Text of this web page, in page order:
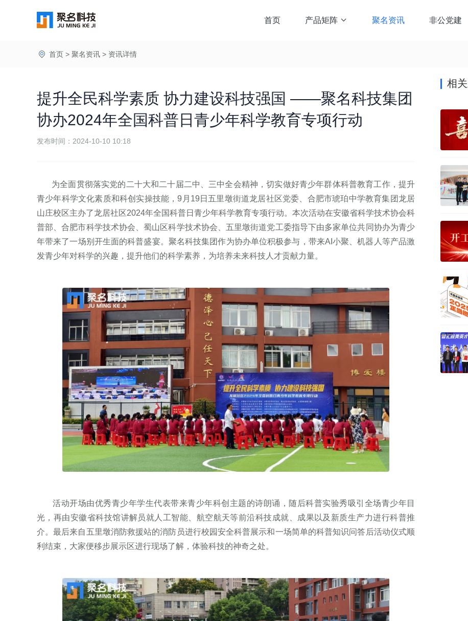
首页 产品矩阵  聚名资讯 非公党建
首页 > 聚名资讯 > 资讯详情
提升全民科学素质 协力建设科技强国 ——聚名科技集团
协办2024年全国科普日青少年科学教育专项行动
发布时间：2024-10-10 10:18
为全面贯彻落实党的二十大和二十届二中、三中全会精神，切实做好青少年群体科普教育工作，提升
青少年科学文化素质和科创实操技能，9月19日五里墩街道龙居社区党委、合肥市琥珀中学教育集团龙居
山庄校区主办了龙居社区2024年全国科普日青少年科学教育专项行动。本次活动在安徽省科学技术协会科
普部、合肥市科学技术协会、蜀山区科学技术协会、五里墩街道党工委指导下由多家单位共同协办为青少
年带来了一场别开生面的科普盛宴。聚名科技集团作为协办单位积极参与，带来AI小聚、机器人等产品激
发青少年对科学的兴趣，提升他们的科学素养，为培养未来科技人才贡献力量。
活动开场由优秀青少年学生代表带来青少年科创主题的诗朗诵，随后科普实验秀吸引全场青少年目
光，再由安徽省科技馆讲解员就人工智能、航空航天等前沿科技成就、成果以及新质生产力进行科普推
介。最后来自五里墩消防救援站的消防员进行校园安全科普展示和一场简单的科普知识问答后活动仪式顺
利结束，大家便移步展示区进行现场了解，体验科技的神奇之处。
相